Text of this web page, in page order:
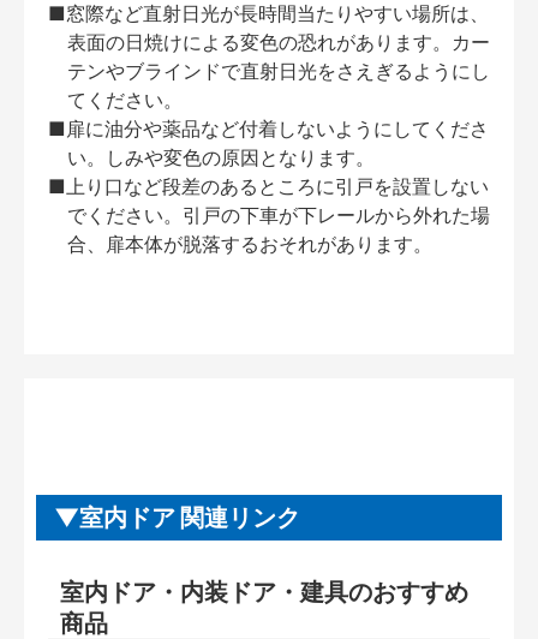
■窓際など直射日光が長時間当たりやすい場所は、
表面の日焼けによる変色の恐れがあります。カー
テンやブラインドで直射日光をさえぎるようにし
てください。
■扉に油分や薬品など付着しないようにしてくださ
い。しみや変色の原因となります。
■上り口など段差のあるところに引戸を設置しない
でください。引戸の下車が下レールから外れた場
合、扉本体が脱落するおそれがあります。
室内ドア 関連リンク
室内ドア・内装ドア・建具のおすすめ
商品